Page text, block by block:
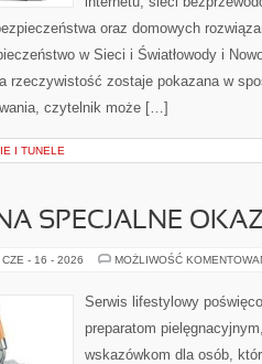
oraz domowych
w Sieci i Światłowody i
rzeczywistość zostaje pokazana w
czytelnik może […]
I TUNELE
SPECJALNE
CZE - 16 - 2026 MOŻLIWOŚĆ
Serwis lifestylowy
preparatom
wskazówkom dla osób,